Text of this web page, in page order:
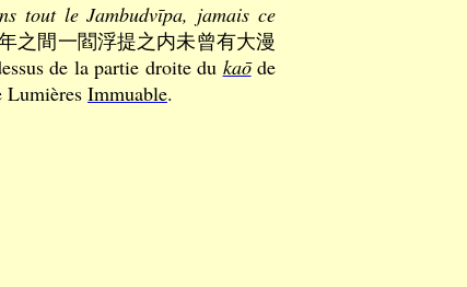
tout le Jambudvīpa, jamais ce
之間一閻浮提之内未曾有大漫
de la partie droite du kaōde
Lumières Immuable.